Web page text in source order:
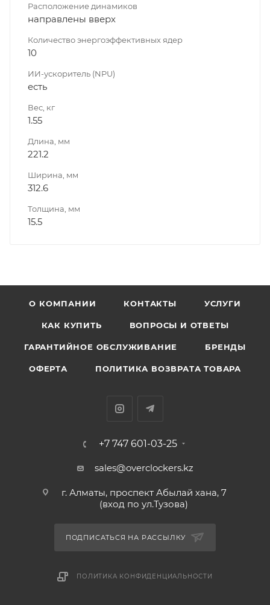
Расположение динамиков
направлены вверх
Количество энергоэффективных ядер
10
ИИ-ускоритель (NPU)
есть
Вес, кг
1.55
Длина, мм
221.2
Ширина, мм
312.6
Толщина, мм
15.5
О КОМПАНИИ КОНТАКТЫ УСЛУГИ
КАК КУПИТЬ ВОПРОСЫ И ОТВЕТЫ
ГАРАНТИЙНОЕ ОБСЛУЖИВАНИЕ БРЕНДЫ
ОФЕРТА ПОЛИТИКА ВОЗВРАТА ТОВАРА
+7 747 601-03-25
sales@overclockers.kz
г. Алматы, проспект Абылай хана, 7
(вход по ул.Тузова)
ПОДПИСАТЬСЯ НА РАССЫЛКУ
ПОЛИТИКА КОНФИДЕНЦИАЛЬНОСТИ